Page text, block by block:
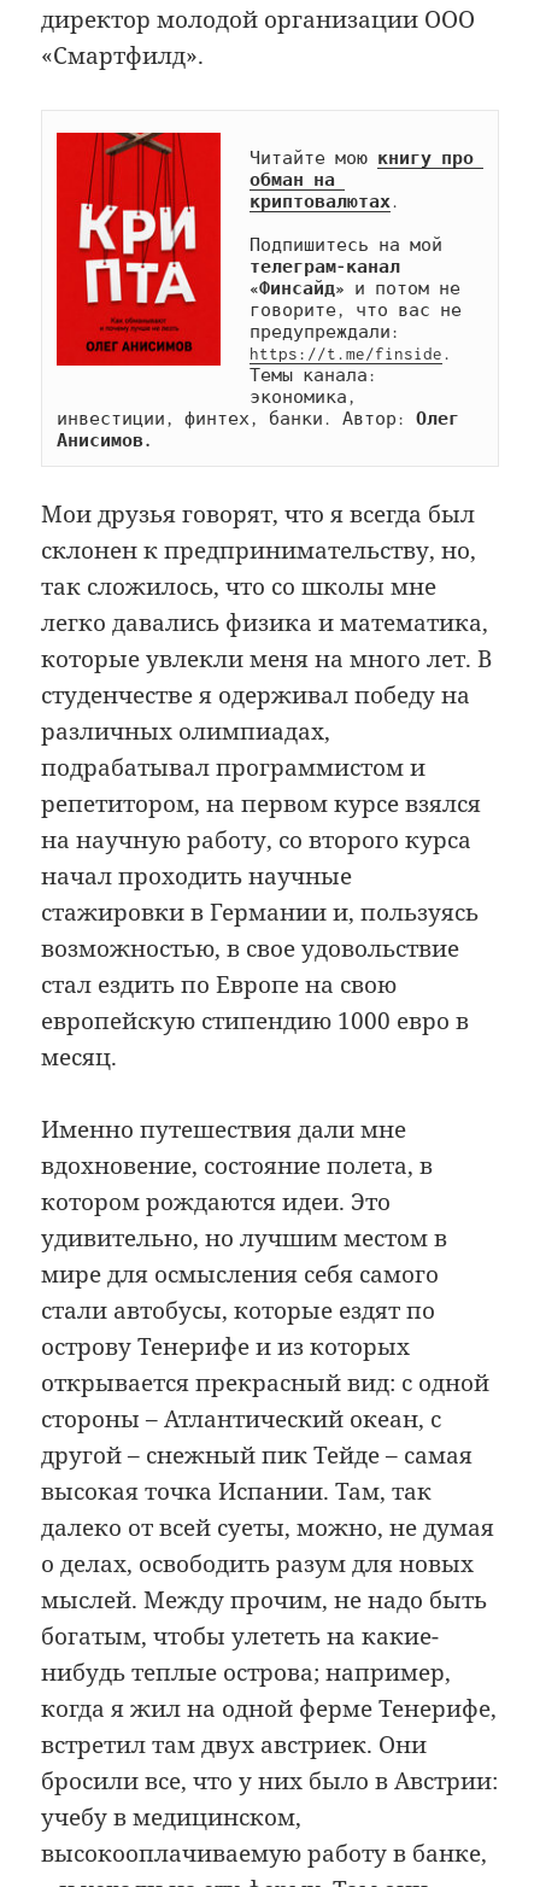
директор молодой организации ООО
«Смартфилд».
Читайте мою книгу про
обман на
криптовалютах .
телеграм-канал
«Финсайд» и потом не
говорите, что вас не
https://t.me/finside .
Темы канала:
экономика,
инвестиции, финтех, банки. Автор: Олег
Анисимов.
Мои друзья говорят, что я всегда был
склонен к предпринимательству, но,
так сложилось, что со школы мне
легко давались физика и математика,
которые увлекли меня на много лет. В
студенчестве я одерживал победу на
различных олимпиадах,
подрабатывал программистом и
репетитором, на первом курсе взялся
на научную работу, со второго курса
начал проходить научные
стажировки в Германии и, пользуясь
возможностью, в свое удовольствие
стал ездить по Европе на свою
европейскую стипендию 1000 евро в
месяц.
Именно путешествия дали мне
вдохновение, состояние полета, в
котором рождаются идеи. Это
удивительно, но лучшим местом в
мире для осмысления себя самого
стали автобусы, которые ездят по
острову Тенерифе и из которых
открывается прекрасный вид: с одной
стороны – Атлантический океан, с
другой – снежный пик Тейде – самая
высокая точка Испании. Там, так
далеко от всей суеты, можно, не думая
о делах, освободить разум для новых
мыслей. Между прочим, не надо быть
богатым, чтобы улететь на какие-
нибудь теплые острова; например,
когда я жил на одной ферме Тенерифе,
встретил там двух австриек. Они
бросили все, что у них было в Австрии:
учебу в медицинском,
высокооплачиваемую работу в банке,